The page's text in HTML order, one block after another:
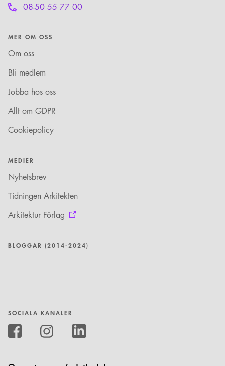
08-50 55 77 00
MER OM OSS
Om oss
Bli medlem
Jobba hos oss
Allt om GDPR
Cookiepolicy
MEDIER
Nyhetsbrev
Tidningen Arkitekten
Arkitektur Förlag
BLOGGAR (2014-2024)
SOCIALA KANALER
Följ
oss